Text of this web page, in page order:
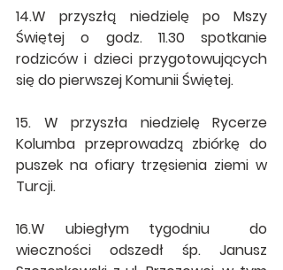
14.W przyszłą niedzielę po Mszy
Świętej o godz. 11.30 spotkanie
rodziców i dzieci przygotowujących
się do pierwszej Komunii Świętej.
15. W przyszła niedzielę Rycerze
Kolumba przeprowadzą zbiórkę do
puszek na ofiary trzęsienia ziemi w
Turcji.
16.W ubiegłym tygodniu  do
wieczności odszedł śp. Janusz